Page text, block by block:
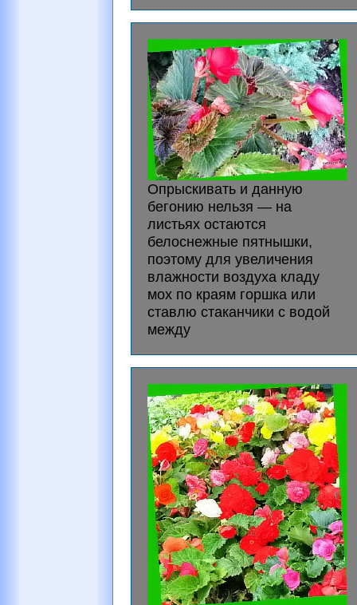
Опрыскивать и данную
бегонию нельзя — на
листьях остаются
белоснежные пятнышки,
поэтому для увеличения
влажности воздуха кладу
мох по краям горшка или
ставлю стаканчики с водой
между